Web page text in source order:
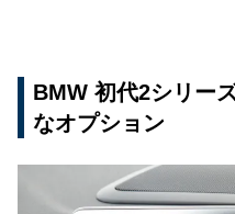
BMW 初代2シリー
なオプション